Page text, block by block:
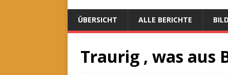
ÜBERSICHT ALLE BERICHTE BILD
Traurig , was aus